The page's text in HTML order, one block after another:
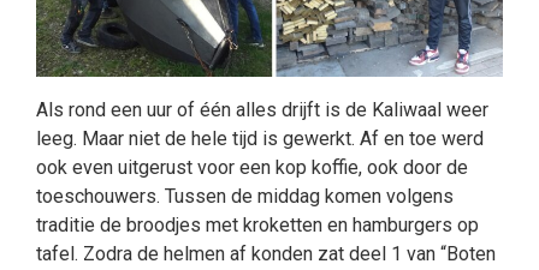
Als rond een uur of één alles drijft is de Kaliwaal weer
leeg. Maar niet de hele tijd is gewerkt. Af en toe werd
ook even uitgerust voor een kop koffie, ook door de
toeschouwers. Tussen de middag komen volgens
traditie de broodjes met kroketten en hamburgers op
tafel. Zodra de helmen af konden zat deel 1 van “Boten